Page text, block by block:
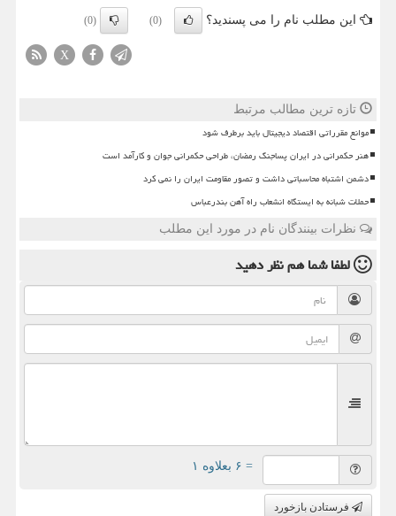
این مطلب نام را می پسندید؟ (0)
(0)
X
تازه ترین مطالب مرتبط
موانع مقرراتی اقتصاد دیجیتال باید برطرف شود
هنر حکمرانی در ایران پساجنگ رمضان، طراحی حکمرانی جوان و کارآمد است
دشمن اشتباه محاسباتی داشت و تصور مقاومت ایران را نمی کرد
حملات شبانه به ایستگاه انشعاب راه آهن بندرعباس
نظرات بینندگان نام در مورد این مطلب
لطفا شما همنظر دهید
= ۶ بعلاوه ۱
فرستادن بازخورد